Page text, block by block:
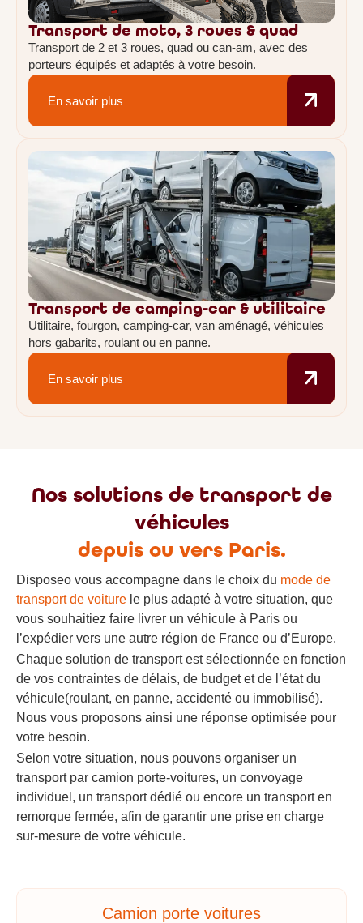
Transport de moto, 3 roues & quad
Transport de 2 et 3 roues, quad ou can-am, avec des
porteurs équipés et adaptés à votre besoin.
En savoir plus
Transport de camping-car & utilitaire
Utilitaire, fourgon, camping-car, van aménagé, véhicules
hors gabarits, roulant ou en panne.
En savoir plus
Nos solutions de transport de
véhicules
depuis ou vers Paris.
Disposeo vous accompagne dans le choix du mode de
transport de voiture le plus adapté à votre situation, que
vous souhaitiez faire livrer un véhicule à Paris ou
l’expédier vers une autre région de France ou d’Europe.
Chaque solution de transport est sélectionnée en fonction
de vos contraintes de délais, de budget et de l’état du
véhicule(roulant, en panne, accidenté ou immobilisé).
Nous vous proposons ainsi une réponse optimisée pour
votre besoin.
Selon votre situation, nous pouvons organiser un
transport par camion porte-voitures, un convoyage
individuel, un transport dédié ou encore un transport en
remorque fermée, afin de garantir une prise en charge
sur-mesure de votre véhicule.
Camion porte voitures